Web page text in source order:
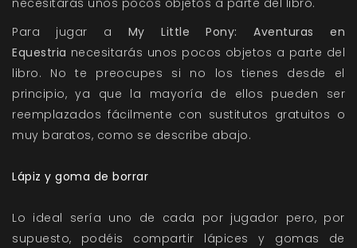
necesitarás unos pocos objetos a parte del libro.
Para jugar a My Little Pony: Aventuras en
Equestria necesitarás unos pocos objetos a parte del
libro. No te preocupes si no los tienes desde el
principio, ya que la mayoría de ellos pueden ser
reemplazados fácilmente con sustitutos gratuitos o
muy baratos, como se describe abajo.
Lápiz y goma de borrar
Lo ideal sería uno de cada por jugador pero, por
supuesto, podéis compartir lápices y gomas de